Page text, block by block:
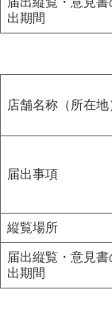
出期間
店舗名称（所在地
届出事項
縦覧場所
届出縦覧・意見書
出期間